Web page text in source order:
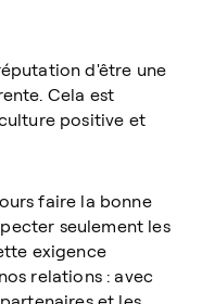
d'être une
Cela est
positive et
faire la bonne
seulement les
exigence
relations : avec